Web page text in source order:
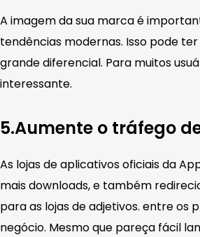
A imagem da sua marca é
tendências modernas. Isso pode
grande diferencial. Para muitos
interessante.
5.Aumente o tráfego
As lojas de aplicativos oficiais da
mais downloads, e também
para as lojas de adjetivos. entre os
negócio. Mesmo que pareça fácil